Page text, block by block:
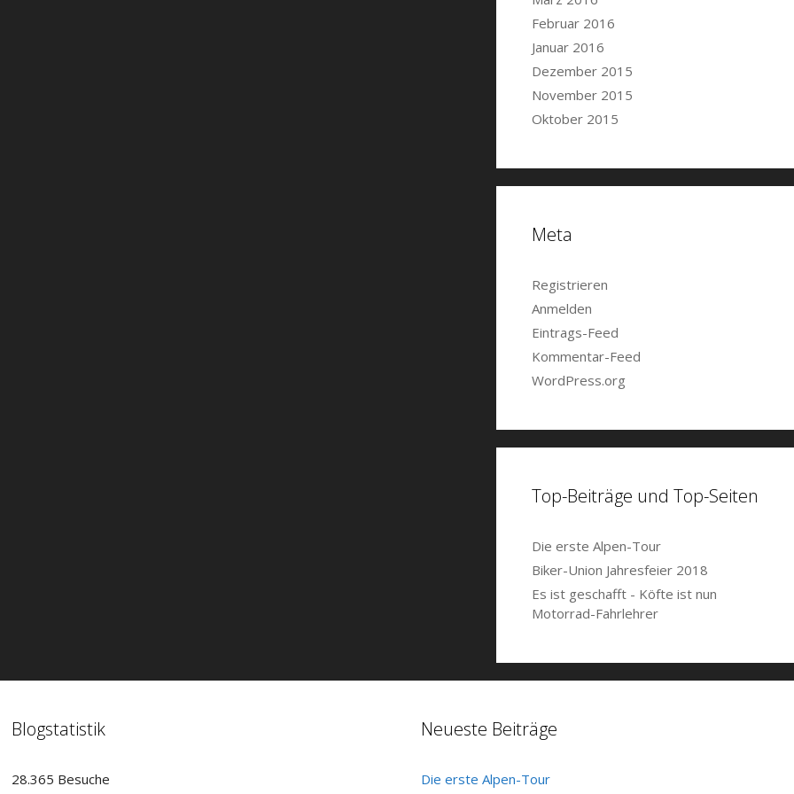
Februar 2016
Januar 2016
Dezember 2015
November 2015
Oktober 2015
Meta
Registrieren
Anmelden
Eintrags-Feed
Kommentar-Feed
WordPress.org
Top-Beiträge und Top-Seiten
Die erste Alpen-Tour
Biker-Union Jahresfeier 2018
Es ist geschafft - Köfte ist nun
Motorrad-Fahrlehrer
Blogstatistik
28.365 Besuche
Neueste Beiträge
Die erste Alpen-Tour